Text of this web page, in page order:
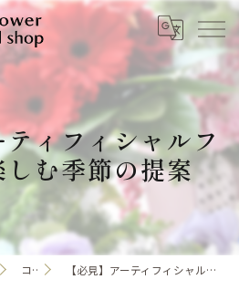
ティフィシャルフ
む季節の提案
コラム 【必見】アーティフィシャルフラワーで楽しむ季節の提案